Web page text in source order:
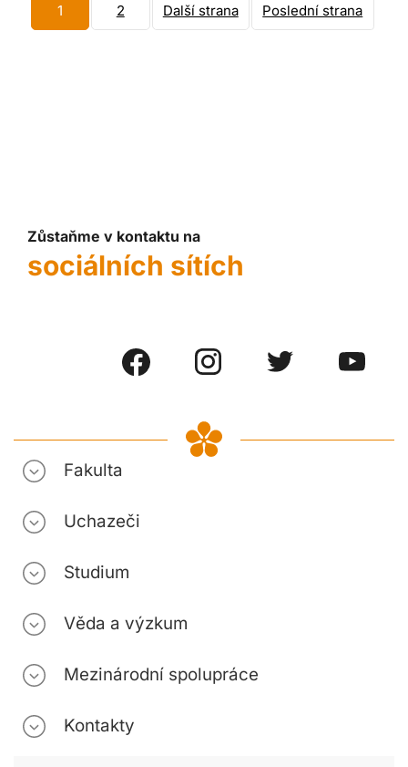
1 2 Další strana Poslední strana
Zůstaňme v kontaktu na
sociálních sítích
Fakulta
Uchazeči
Studium
Věda a výzkum
Mezinárodní spolupráce
Kontakty